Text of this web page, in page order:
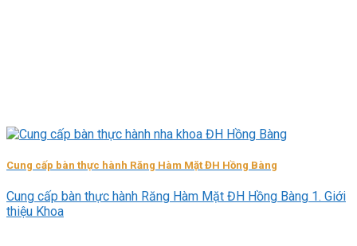
Cung cấp bàn thực hành Răng Hàm Mặt ĐH Hồng Bàng
Cung cấp bàn thực hành Răng Hàm Mặt ĐH Hồng Bàng 1. Giới
thiệu Khoa